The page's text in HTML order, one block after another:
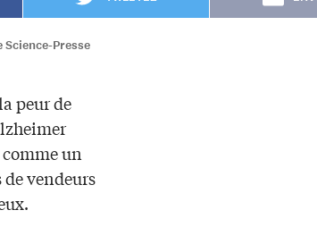
Presse
peur de
un
vendeurs